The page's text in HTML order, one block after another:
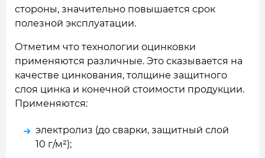
стороны, значительно повышается срок
полезной эксплуатации.
Отметим что технологии оцинковки
применяются различные. Это сказывается на
качестве цинкования, толщине защитного
слоя цинка и конечной стоимости продукции.
Применяются:
электролиз (до сварки, защитный слой
10 г/м²);